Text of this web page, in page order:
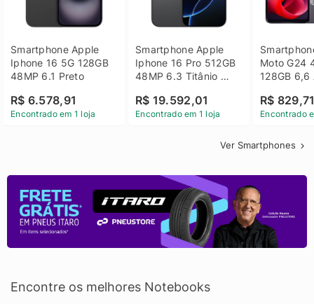
Smartphone Apple
Iphone 16 5G 128GB
48MP 6.1 Preto
R$ 6.578,91
Encontrado em 1 loja
Smartphone Apple
Iphone 16 Pro 512GB
48MP 6.3 Titânio
R$ 19.592,01
Encontrado em 1 loja
Moto G24
128GB 6,6
R$
Encontrado
Ver Smartphones
Encontre os melhores Notebooks